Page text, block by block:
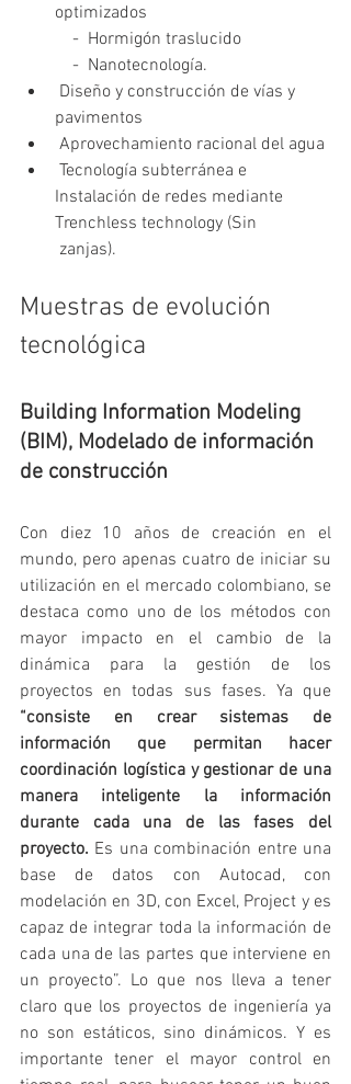
optimizados
            -  Hormigón traslucido
            -  Nanotecnología.
pavimentos
Aprovechamiento racional del agua
Instalación de redes mediante
Trenchless technology (Sin
zanjas).
Muestras de evolución
tecnológica
Building Information Modeling
(BIM), Modelado de información
de construcción
Con diez 10 años de creación en el
mundo, pero apenas cuatro de iniciar su
utilización en el mercado colombiano, se
destaca como uno de los métodos con
mayor impacto en el cambio de la
dinámica para la gestión de los
“consiste en crear sistemas de
información que permitan hacer
coordinación logística y gestionar de una
manera inteligente la información
durante cada una de las fases del
proyecto. Es una combinación entre una
base de datos con Autocad, con
modelación en 3D, con Excel, Project y es
capaz de integrar toda la información de
cada una de las partes que interviene en
un proyecto”. Lo que nos lleva a tener
claro que los proyectos de ingeniería ya
no son estáticos, sino dinámicos. Y es
importante tener el mayor control en